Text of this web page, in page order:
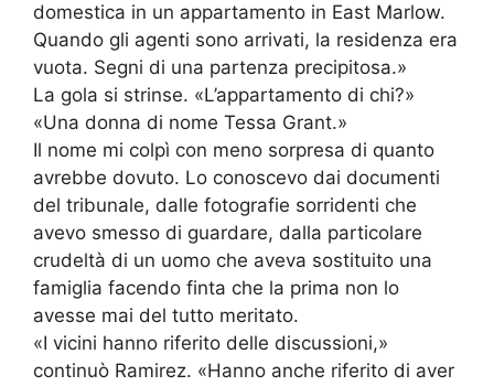
domestica in un appartamento in East Marlow.
Quando gli agenti sono arrivati, la residenza era
vuota. Segni di una partenza precipitosa.»
La gola si strinse. «L’appartamento di chi?»
«Una donna di nome Tessa Grant.»
Il nome mi colpì con meno sorpresa di quanto
avrebbe dovuto. Lo conoscevo dai documenti
del tribunale, dalle fotografie sorridenti che
avevo smesso di guardare, dalla particolare
crudeltà di un uomo che aveva sostituito una
famiglia facendo finta che la prima non lo
avesse mai del tutto meritato.
«I vicini hanno riferito delle discussioni,»
continuò Ramirez. «Hanno anche riferito di aver